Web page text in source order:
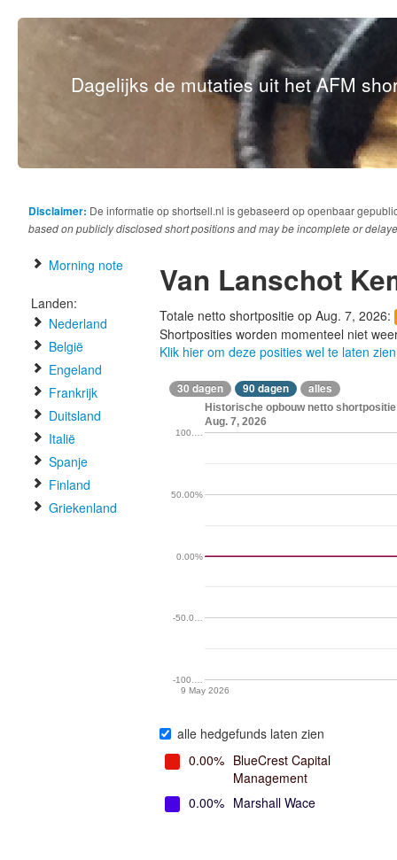
Dagelijks de mutaties uit het AFM
Disclaimer: De informatie op shortsell.nl is gebaseerd op openbaar
based on publicly disclosed short positions and may be incomplete or
Morning note
Landen:
Nederland
België
Engeland
Frankrijk
Duitsland
Italië
Spanje
Finland
Griekenland
Van Lanschot
Totale netto shortpositie op Aug. 7, 2026:
Shortposities worden momenteel niet
Klik hier om deze posities wel te laten zien
30 dagen 90 dagen alles
Historische opbouw netto
Aug. 7, 2026
9 May 2026
-100.…
-50.0…
0.00%
50.00%
100.…
alle hedgefunds laten zien
0.00% BlueCrest Capital
Management
0.00% Marshall Wace